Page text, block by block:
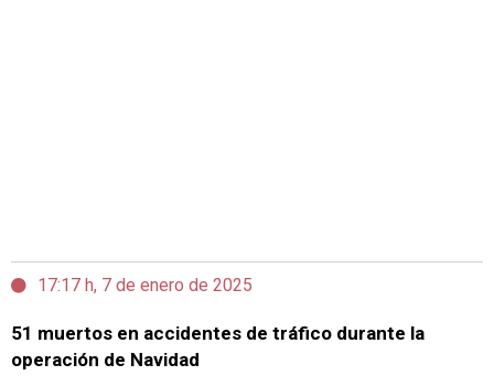
17:17 h, 7 de enero de 2025
51 muertos en accidentes de tráfico durante la
operación de Navidad